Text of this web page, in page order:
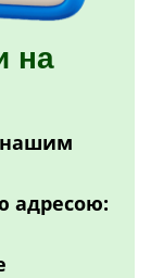
на
нашим
адресою: